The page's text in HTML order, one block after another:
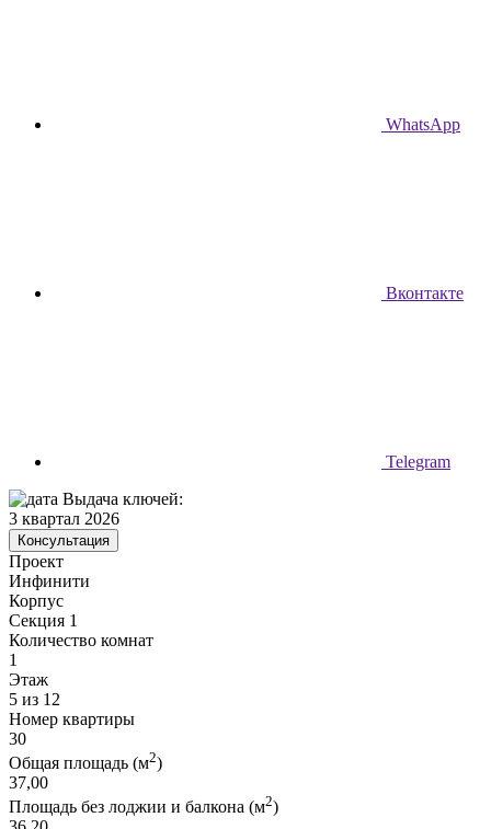
WhatsApp
Вконтакте
Telegram
Выдача ключей:
3 квартал 2026
Консультация
Проект
Инфинити
Корпус
Секция 1
Количество комнат
1
Этаж
5 из 12
Номер квартиры
30
Общая площадь (м2)
37,00
Площадь без лоджии и балкона (м2)